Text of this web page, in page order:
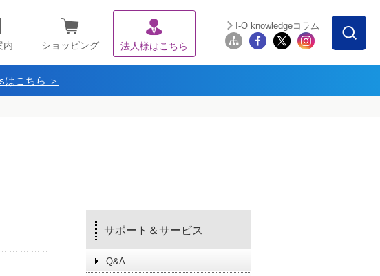
内 ショッピング 法人様はこちら
I-O knowledgeコラム
はこちら ＞
サポート＆サービス
Q&A